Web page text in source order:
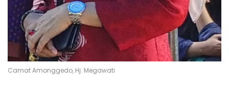
Camat Amonggedo, Hj. Megawati